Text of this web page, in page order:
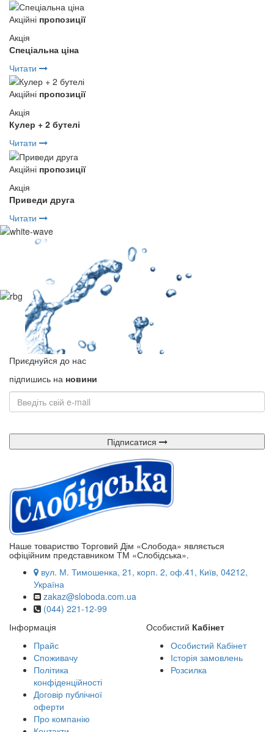
Акційні пропозиції
Акція
Спеціальна ціна
Читати
Акційні пропозиції
Акція
Кулер + 2 бутелі
Читати
Акційні пропозиції
Акція
Приведи друга
Читати
Приєднуйся до нас
підпишись на новини
Підписатися
Наше товариство Торговий Дім «Слобода» являється
офіційним представником ТМ «Слобідська».
вул. М. Тимошенка, 21, корп. 2, оф.41, Київ, 04212,
Україна
zakaz@sloboda.com.ua
(044) 221-12-99
Інформація
Прайс
Споживачу
Політика
конфіденційності
Договір публічної
оферти
Про компанію
Особистий Кабінет
Особистий Кабінет
Історія замовлень
Розсилка